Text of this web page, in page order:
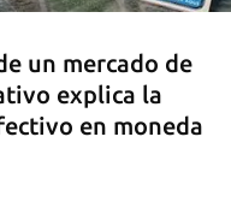
un mercado de
explica la
en moneda